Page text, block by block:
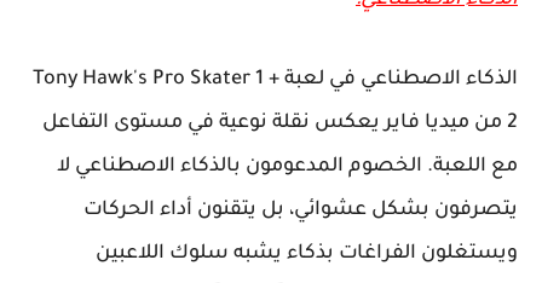
الذكاء الاصطناعي في لعبة Tony Hawk's Pro Skater 1 +
2 من ميديا فاير يعكس نقلة نوعية في مستوى التفاعل
مع اللعبة. الخصوم المدعومون بالذكاء الاصطناعي لا
يتصرفون بشكل عشوائي، بل يتقنون أداء الحركات
ويستغلون الفراغات بذكاء يشبه سلوك اللاعبين